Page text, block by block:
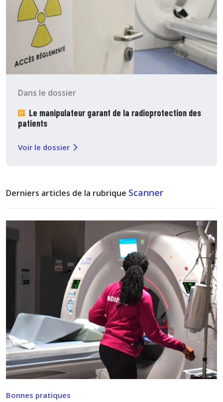
Dans le dossier
Le manipulateur garant de la radioprotection des
patients
Voir le dossier
Derniers articles de la rubrique Scanner
Bonnes pratiques